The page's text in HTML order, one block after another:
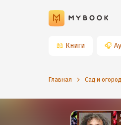
📖 Книги 🎧
Главная Сад и огород